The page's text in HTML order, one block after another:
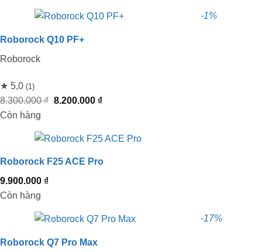
-1%
Roborock Q10 PF+
Roborock
★ 5,0 (1)
8.300.000₫ Giá
8.300.000 ₫.
8.200.000 ₫Giá
là:
8.200.000 ₫.
Còn hàng
Roborock F25 ACE Pro
9.900.000 ₫
Còn hàng
-17%
Roborock Q7 Pro Max